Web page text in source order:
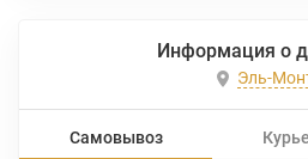
Информация о
Эль-
Самовывоз